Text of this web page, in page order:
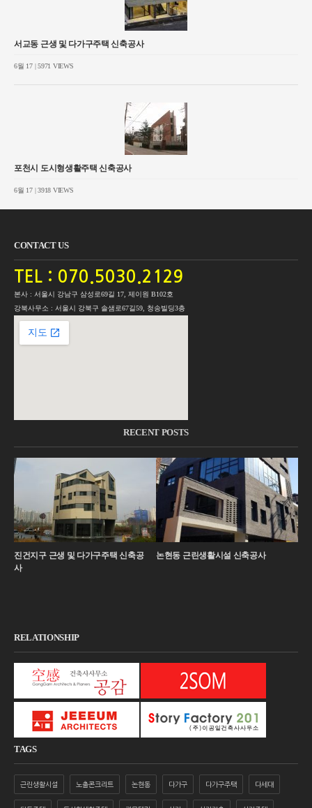
서교동 근생 및 다가구주택 신축공사
6월 17 | 5971 VIEWS
포천시 도시형생활주택 신축공사
6월 17 | 3918 VIEWS
CONTACT US
TEL : 070.5030.2129
본사 : 서울시 강남구 삼성로69길 17, 제이원 B102호
강북사무소 : 서울시 강북구 솔샘로67길59, 청송빌딩3층
RECENT POSTS
서교동 근생 및 다가구주택 신축공사 포천시 도시형생활주택 신축공사
RELATIONSHIP
TAGS
근린생활시설 노출콘크리트 논현동 다가구 다가구주택 다세대